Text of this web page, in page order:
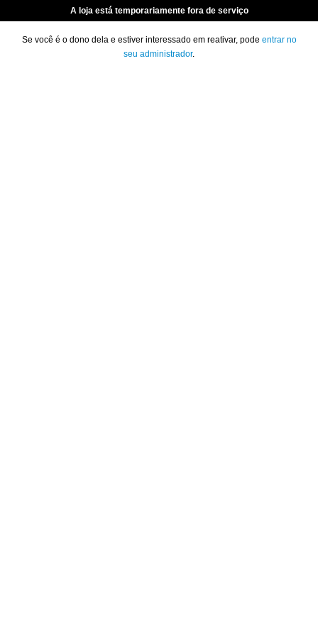
A loja está temporariamente fora de serviço
Se você é o dono dela e estiver interessado em reativar, pode entrar no
seu administrador.